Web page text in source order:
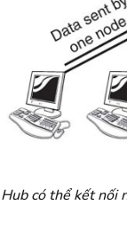
Hub có thể kết nối